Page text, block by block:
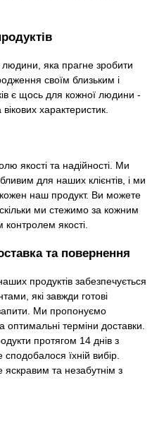
людини, яка прагне зробити
своїм близьким і
є щось для кожної людини -
характеристик.
якості та надійності. Ми
для наших клієнтів, і ми
кожен наш продукт. Ви можете
ми стежимо за кожним
якості.
та повернення
продуктів забезпечується
які завжди готові
запити. Ми пропонуємо
оптимальні терміни доставки.
протягом 14 днів з
їхній вибір.
та незабутнім з